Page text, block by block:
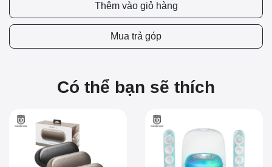
Thêm vào giỏ hàng
Mua trả góp
Có thể bạn sẽ thích